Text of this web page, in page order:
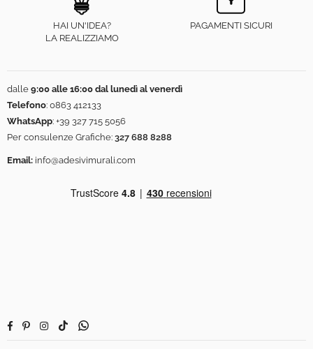
HAI UN'IDEA?
LA REALIZZIAMO
PAGAMENTI SICURI
dalle 9:00 alle 16:00 dal lunedì al venerdì
Telefono: 0863 412133
WhatsApp: +39 327 715 5056
Per consulenze Grafiche: 327 688 8288
Email: info@adesivimurali.com
FacebookPinterestInstagram
TikTokWhatsapp